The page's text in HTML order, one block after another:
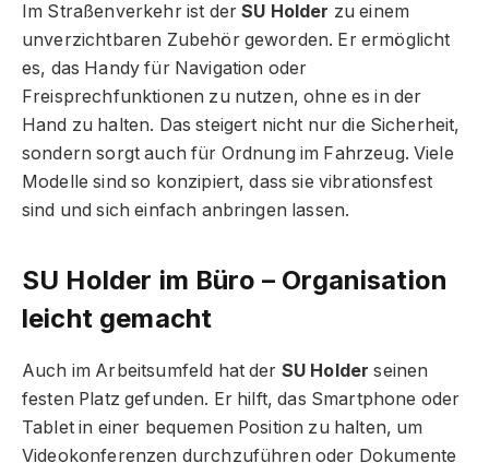
Im Straßenverkehr ist derSU Holder zu einem
unverzichtbaren Zubehör geworden. Er ermöglicht
es, das Handy für Navigation oder
Freisprechfunktionen zu nutzen, ohne es in der
Hand zu halten. Das steigert nicht nur die Sicherheit,
sondern sorgt auch für Ordnung im Fahrzeug. Viele
Modelle sind so konzipiert, dass sie vibrationsfest
sind und sich einfach anbringen lassen.
SU Holder im Büro – Organisation
leicht gemacht
Auch im Arbeitsumfeld hat der SU Holder seinen
festen Platz gefunden. Er hilft, das Smartphone oder
Tablet in einer bequemen Position zu halten, um
Videokonferenzen durchzuführen oder Dokumente